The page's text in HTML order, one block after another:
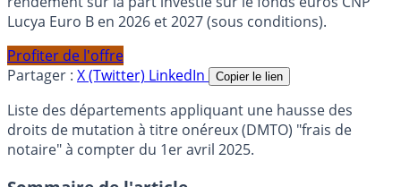
Lucya Euro B en 2026 et 2027 (sous conditions).
Profiter de l'offre
Partager : X (Twitter) LinkedIn Copier le lien
Liste des départements appliquant une hausse des
droits de mutation à titre onéreux (DMTO) "frais de
notaire" à compter du 1er avril 2025.